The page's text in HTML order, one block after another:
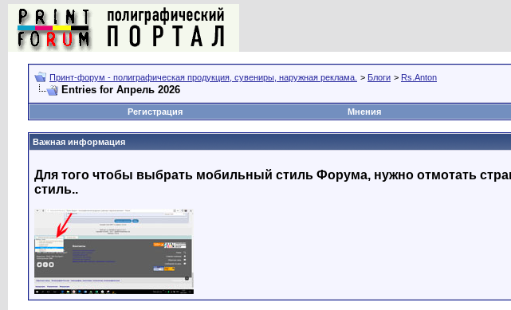
Принт-форум - полиграфическая продукция, сувениры, наружная реклама. > Блоги > Rs.Anton
Entries for Апрель 2026
Регистрация
Мнения
Важная информация
Для того чтобы выбрать мобильный стиль Форума, нужно отмотать
стиль..